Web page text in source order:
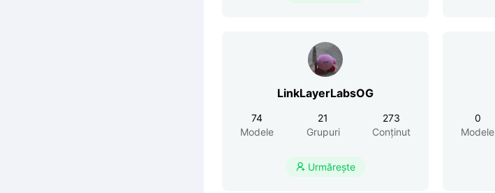
LinkLayerLabsOG
74
Modele
21
Grupuri
273
Conținut
 Urmărește
0
Modele